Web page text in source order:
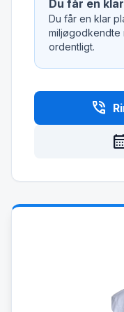
Du får en
Du får en klar
miljøgodkendte
ordentligt.
phone_in_talk